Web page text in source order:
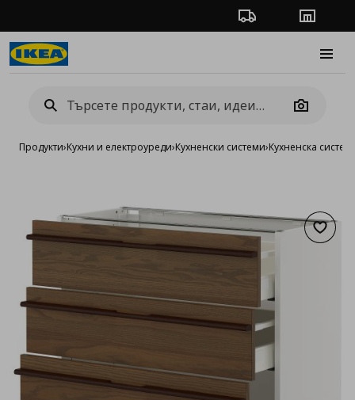
Проследяване на
Camera
Продукти›Кухни и електроуреди›Кухненски системи›Кухненска